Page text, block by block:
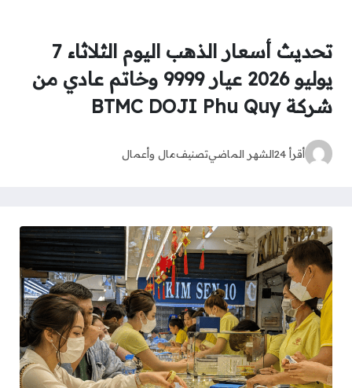
تحديث أسعار الذهب اليوم الثلاثاء 7
يوليو 2026 عيار 9999 وخاتم عادي من
شركة BTMC DOJI Phu Quy
أقرأ 24 الشهر الماضيتصنيفمال وأعمال